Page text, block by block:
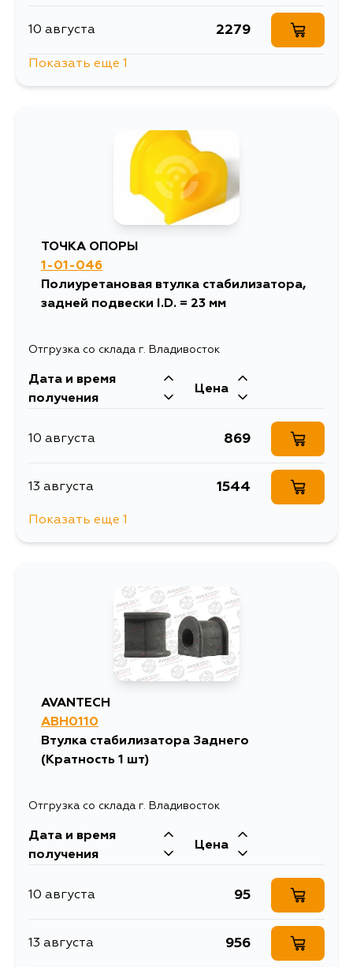
10 августа 2279
Показать еще 1
ТОЧКА ОПОРЫ
1-01-046
Полиуретановая втулка стабилизатора,
задней подвески I.D. = 23 мм
Отгрузка со склада г. Владивосток
Дата и время
получения
Цена
10 августа 869
13 августа 1544
Показать еще 1
AVANTECH
ABH0110
Втулка стабилизатора Заднего
(Кратность 1 шт)
Отгрузка со склада г. Владивосток
Дата и время
получения
Цена
10 августа 95
13 августа 956